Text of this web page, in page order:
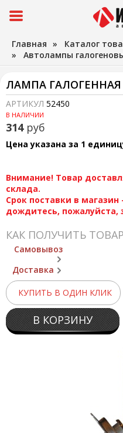
Главная » Каталог
» Автолампы
ЛАМПА ГАЛОГЕННАЯ
АРТИКУЛ 52450
В НАЛИЧИИ
314 руб
Цена указана за 1
Внимание! Товар
склада.
Срок поставки в
дождитесь, пожалуйста,
КАК ПОЛУЧИТЬ ТОВАР
Самовывоз
Доставка
КУПИТЬ В ОДИН КЛИК
В КОРЗИНУ